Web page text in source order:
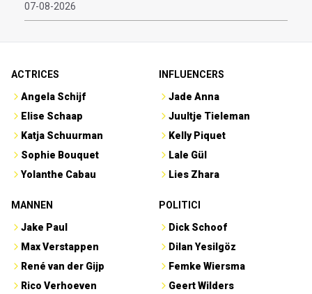
07-08-2026
ACTRICES
Angela Schijf
Elise Schaap
Katja Schuurman
Sophie Bouquet
Yolanthe Cabau
INFLUENCERS
Jade Anna
Juultje Tieleman
Kelly Piquet
Lale Gül
Lies Zhara
MANNEN
Jake Paul
Max Verstappen
René van der Gijp
Rico Verhoeven
POLITICI
Dick Schoof
Dilan Yesilgöz
Femke Wiersma
Geert Wilders